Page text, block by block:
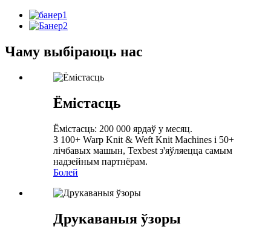
Чаму выбіраюць нас
Ёмістасць
Ёмістасць: 200 000 ярдаў у месяц.
З 100+ Warp Knit & Weft Knit Machines і 50+
лічбавых машын, Texbest з'яўляецца самым
надзейным партнёрам.
Болей
Друкаваныя ўзоры